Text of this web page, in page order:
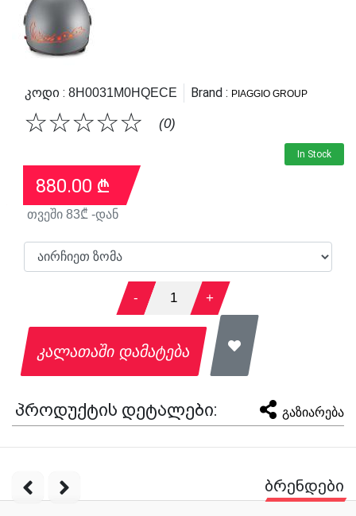
Კოდი : 8H0031M0HQECE Brand : PIAGGIO GROUP
☆
☆
☆
☆
☆ (0)
In Stock
880.00 ₾
თვეში 83₾ -დან
- 1 +
კალათაში დამატება
პროდუქტის დეტალები: გაზიარება
ბრენდები